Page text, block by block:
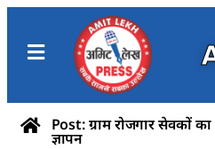
Post: ग्राम रोजगार सेवकों का
ज्ञापन